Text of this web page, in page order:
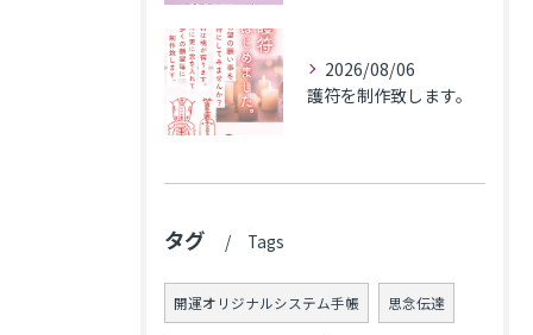
2026/08/06
護符を制作致します。
タグ Tags
開運オリジナルシステム手帳 思念伝達